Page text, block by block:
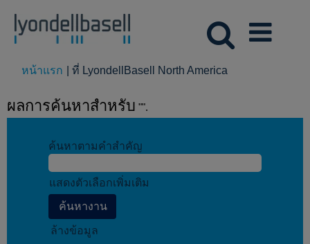
หน้าแรก ที่ LyondellBasell North America
ผลการค้นหาสำหรับ "".
ค้นหาตามคำสำคัญ
แสดงตัวเลือกเพิ่มเติม
ล้างข้อมูล